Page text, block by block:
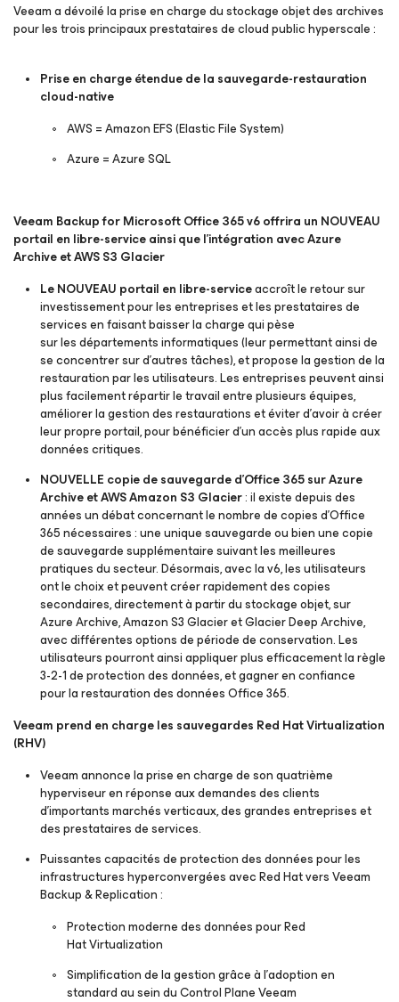
Veeam a dévoilé la prise en charge du stockage objet des archives
pour les trois principaux prestataires de cloud public hyperscale :
Prise en charge étendue de la sauvegarde-restauration
cloud-native
AWS = Amazon EFS (Elastic File System)
Azure = Azure SQL
Veeam Backupfor Microsoft Office 365v6 offrira un NOUVEAU
portail en libre-service ainsi que l’intégration avec Azure
Archive et AWS S3 Glacier
Le NOUVEAU portail en libre-serviceaccroît le retour sur
investissement pour les entreprises et les prestataires de
services en faisant baisser la charge qui pèse
sur les départements informatiques (leur permettant ainsi de
se concentrer sur d'autres tâches), et propose la gestion de la
restauration par les utilisateurs. Les entreprises peuvent ainsi
plus facilement répartir le travail entre plusieurs équipes,
améliorer la gestion des restaurations et éviter d’avoir à créer
leur propre portail, pour bénéficier d’un accès plus rapide aux
données critiques.
NOUVELLE copie de sauvegarde d’Office 365 sur Azure
Archive et AWS Amazon S3 Glacier: il existe depuis des
années un débat concernant le nombre de copies d’Office
365 nécessaires : une unique sauvegarde ou bien une copie
de sauvegarde supplémentaire suivant les meilleures
pratiques du secteur. Désormais, avec la v6, les utilisateurs
ont le choix et peuvent créer rapidement des copies
secondaires, directement à partir du stockage objet, sur
Azure Archive, Amazon S3 Glacier et Glacier Deep Archive,
avec différentes options de période de conservation. Les
utilisateurs pourront ainsi appliquer plus efficacement la règle
3-2-1 de protection des données, et gagner en confiance
pour la restauration des données Office 365.
Veeam prend en charge les sauvegardes Red Hat Virtualization
(RHV)
Veeam annonce la prise en charge de son quatrième
hyperviseur en réponse aux demandes des clients
d’importants marchés verticaux, des grandes entreprises et
des prestataires de services.
Puissantes capacités de protection des données pour les
infrastructures hyperconvergées avec Red Hat vers Veeam
Backup & Replication :
Protection moderne des données pour Red
Hat Virtualization
Simplification de la gestion grâce à l’adoption en
standard au sein du Control Plane Veeam